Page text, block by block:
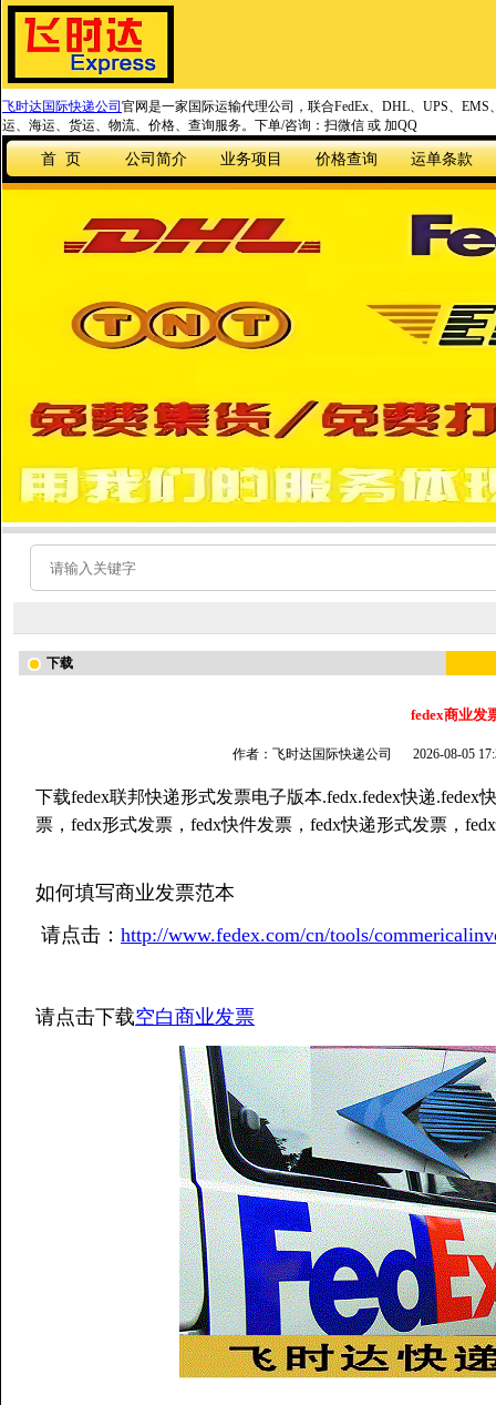
飞时达国际快递公司 官网是一家国际运输代理公司，联合FedEx、DHL、UPS、
运、海运、货运、物流、价格、查询服务。下单/咨询：扫微信 或 加QQ
首 页 公司简介 业务项目 价格查询 运单条款
下载
fedex商业发
作者：飞时达国际快递公司 2026-08-05
下载fedex联邦快递形式发票电子版本.fedx.fedex快递.fedex
票，fedx形式发票，fedx快件发票，fedx快递形式发票，
如何填写商业发票范本
请点击： http://www.fedex.com/cn/tools/
请点击下载空白商业发票